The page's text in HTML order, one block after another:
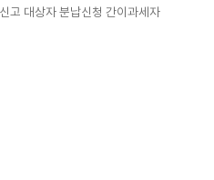
고 대상자 분납신청 간이과세자